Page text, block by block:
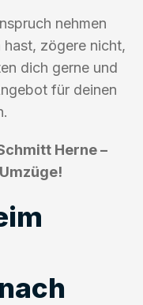
nehmen
zögere nicht,
dich gerne und
für deinen
Herne –